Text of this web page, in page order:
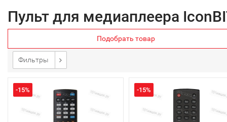
Пульт для медиаплеера
Подобрать товар
Фильтры
-15% -15%